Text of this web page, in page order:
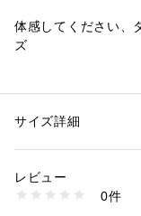
体感してください、
ズ
プグレード。
【デザインポイント】
性別：メンズ
素材：表地: ナイロン
生産国：中国製
サイズ詳細
レビュー
0件